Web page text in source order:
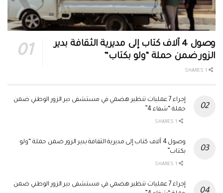
وصول 4 آلاف كتاب إلى مديرية الثقافة بدير
الزور ضمن حملة “ولو بكتاب”
إجراء 7 عمليات تنظير هضمي في مستشفى دير الزور الوطني ضمن
حملة “شفاء 4”
وصول 4 آلاف كتاب إلى مديرية الثقافة بدير الزور ضمن حملة “ولو
بكتاب”
إجراء 7 عمليات تنظير هضمي في مستشفى دير الزور الوطني ضمن